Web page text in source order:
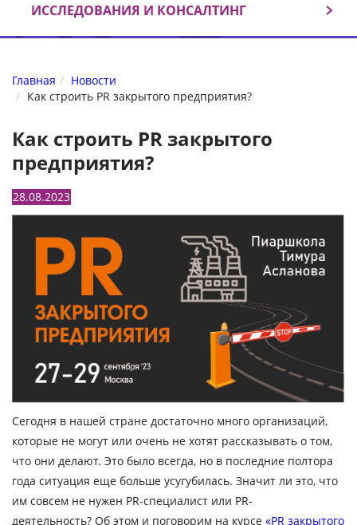
ИССЛЕДОВАНИЯ И КОНСАЛТИНГ
Главная
Новости
Как строить PR закрытого предприятия?
Как строить PR закрытого
предприятия?
28.08.2023
Сегодня в нашей стране достаточно много организаций,
которые не могут или очень не хотят рассказывать о том,
что они делают. Это было всегда, но в последние полтора
года ситуация еще больше усугубилась. Значит ли это, что
им совсем не нужен PR-специалист или PR-
деятельность? Об этом и поговорим на курсе «PR закрытого